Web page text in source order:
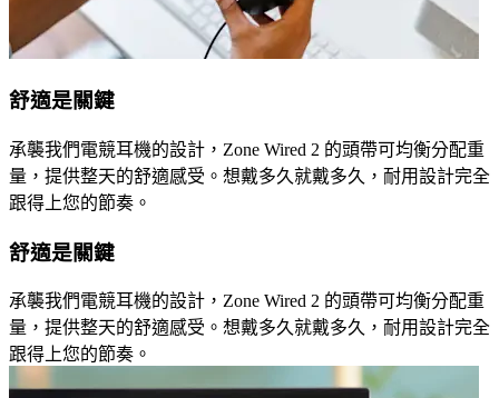
舒適是關鍵
承襲我們電競耳機的設計，Zone Wired 2 的頭帶可均衡分配重
量，提供整天的舒適感受。想戴多久就戴多久，耐用設計完全
跟得上您的節奏。
舒適是關鍵
承襲我們電競耳機的設計，Zone Wired 2 的頭帶可均衡分配重
量，提供整天的舒適感受。想戴多久就戴多久，耐用設計完全
跟得上您的節奏。